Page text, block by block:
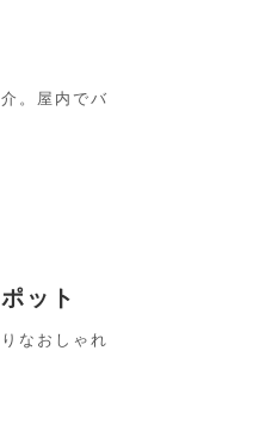
。屋内でバ
ット
なおしゃれ